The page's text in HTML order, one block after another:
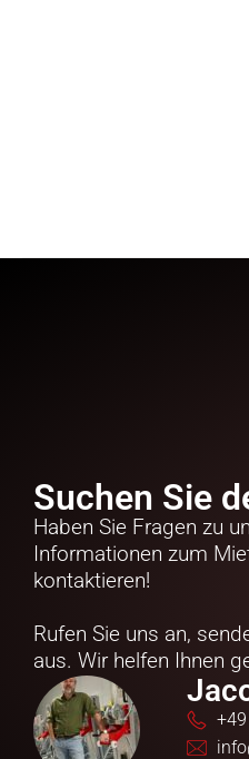
Suchen Sie
Haben Sie Fragen zu
Informationen zum
kontaktieren!
Rufen Sie uns an,
aus. Wir helfen Ihnen